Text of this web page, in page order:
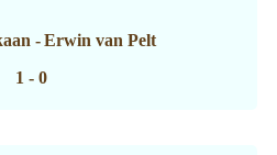
- Erwin van Pelt
1 - 0